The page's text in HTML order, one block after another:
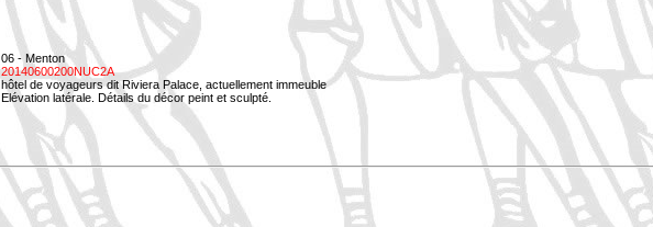
06 - Menton
20140600200NUC2A
hôtel de voyageurs dit Riviera Palace, actuellement immeuble
Elévation latérale. Détails du décor peint et sculpté.